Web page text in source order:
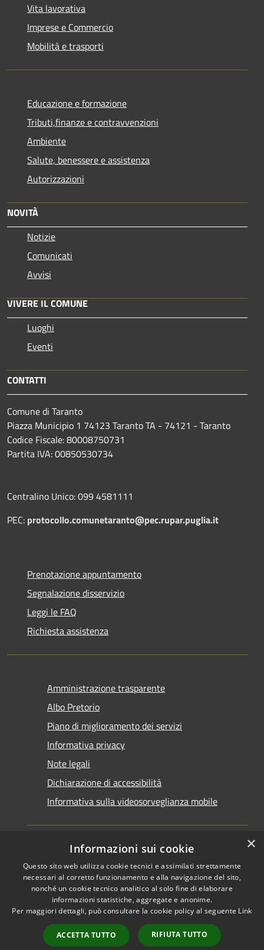
Vita lavorativa
Imprese e Commercio
Mobilità e trasporti
Educazione e formazione
Tributi,finanze e contravvenzioni
Ambiente
Salute, benessere e assistenza
Autorizzazioni
NOVITÀ
Notizie
Comunicati
Avvisi
VIVERE IL COMUNE
Luoghi
Eventi
CONTATTI
Comune di Taranto
Piazza Municipio 1 74123 Taranto TA - 74121 - Taranto
Codice Fiscale: 80008750731
Partita IVA: 00850530734
Centralino Unico: 099 4581111
PEC: protocollo.comunetaranto@pec.rupar.puglia.it
Prenotazione appuntamento
Segnalazione disservizio
Leggi le FAQ
Richiesta assistenza
Amministrazione trasparente
Albo Pretorio
Piano di miglioramento dei servizi
Informativa privacy
Note legali
Dichiarazione di accessibilità
Informativa sulla videosorveglianza mobile
RSS
Accessibilità
Cookie
Mappa del sito
Area riservata del
Copyright © 2026 • Comune di
Taranto • Powered by
Municipium•Accesso
redazione
×
Informazioni sui cookie
Questo sito web utilizza cookie tecnici e assimilati strettamente
necessari al corretto funzionamento e alla navigazione del sito,
nonché un cookie tecnico analitico al solo fine di elaborare
informazioni statistiche, aggregate e anonime.
Per maggiori dettagli, può consultare la cookie policy al seguente Link
ACCETTA TUTTO RIFIUTA TUTTO